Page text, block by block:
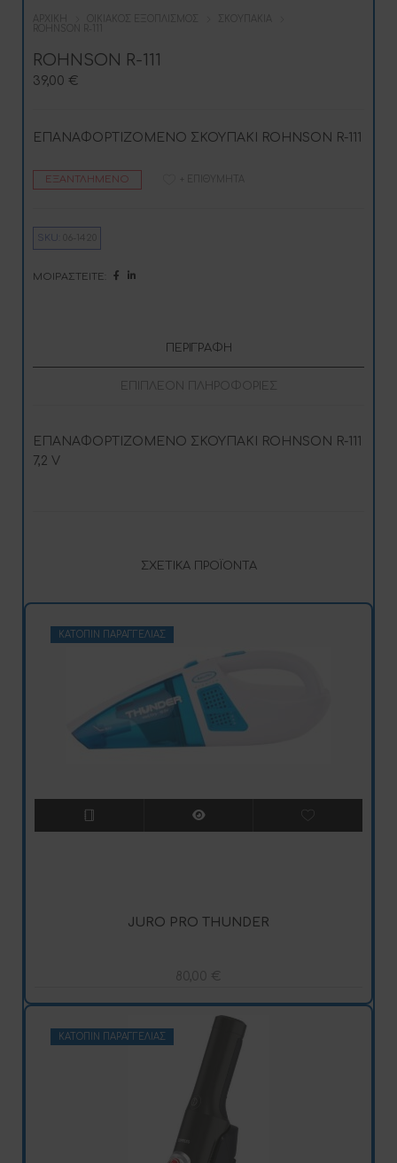
ΑΡΧΙΚΉ ΟΙΚΙΑΚΌΣ ΕΞΟΠΛΙΣΜΌΣ
ΣΚΟΥΠΆΚΙΑ
ROHNSON R-111
ROHNSON R-111
39,00 €
ΕΠΑΝΑΦΟΡΤΙΖΟΜΕΝΟ ΣΚΟΥΠΑΚΙ ROHNSON R-111
ΕΞΑΝΤΛΗΜΈΝΟ + ΕΠΙΘΥΜΗΤΆ
SKU:
ΜΟΙΡΑΣΤΕΊΤΕ:
ΠΕΡΙΓΡΑΦΉ
ΕΠΙΠΛΈΟΝ ΠΛΗΡΟΦΟΡΊΕΣ
ΕΠΑΝΑΦΟΡΤΙΖΟΜΕΝΟ ΣΚΟΥΠΑΚΙ ROHNSON R-111
7,2 V
ΣΧΕΤΙΚΆ ΠΡΟΪΌΝΤΑ
ΚΑΤΌΠΙΝ ΠΑΡΑΓΓΕΛΊΑΣ
JURO PRO THUNDER
80,00 €
ΚΑΤΌΠΙΝ ΠΑΡΑΓΓΕΛΊΑΣ